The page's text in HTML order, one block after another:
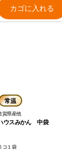
カゴに入れる
常温
賀県産他
ウスみかん 中袋
コ１袋